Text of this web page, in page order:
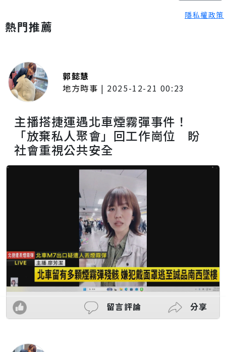
隱私權政策
熱門推薦
郭懿慧
地方時事 | 2025-12-21 00:23
主播搭捷運遇北車煙霧彈事件！
「放棄私人聚會」回工作崗位 盼
社會重視公共安全
留言評論 分享